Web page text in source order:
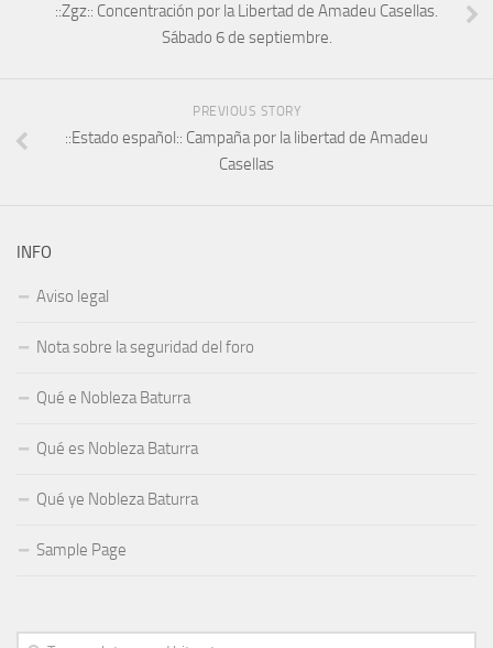
::Zgz:: Concentración por la Libertad de Amadeu Casellas.
Sábado 6 de septiembre.
PREVIOUS STORY
::Estado español:: Campaña por la libertad de Amadeu
Casellas
INFO
Aviso legal
Nota sobre la seguridad del foro
Qué e Nobleza Baturra
Qué es Nobleza Baturra
Qué ye Nobleza Baturra
Sample Page